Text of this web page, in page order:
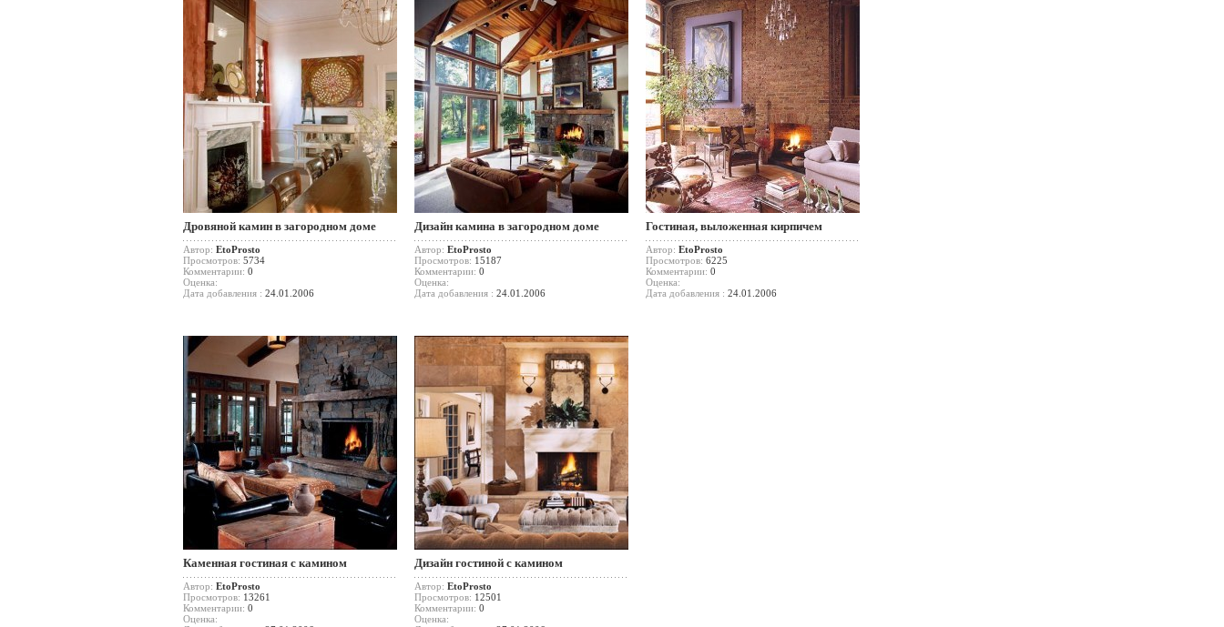
Дровяной камин в загородном доме
Автор: EtoProsto
Просмотров: 5734
Комментарии: 0
Оценка:
Дата добавления : 24.01.2006
Дизайн камина в загородном доме
Автор: EtoProsto
Просмотров: 15187
Комментарии: 0
Оценка:
Дата добавления : 24.01.2006
Гостиная, выложенная кирпичем
Автор: EtoProsto
Просмотров: 6225
Комментарии: 0
Оценка:
Дата добавления : 24.01.2006
Каменная гостиная с камином
Автор: EtoProsto
Просмотров: 13261
Комментарии: 0
Оценка:
Дизайн гостиной с камином
Автор: EtoProsto
Просмотров: 12501
Комментарии: 0
Оценка: